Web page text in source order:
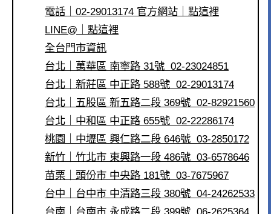
電話｜02-29013174 官方網站｜點這裡
LINE@｜點這裡
全台門市資訊
台北｜萬華區 南寧路 31號 02-23024851
台北｜新莊區 中正路 588號 02-29013174
台北｜五股區 新五路二段 369號 02-82921560
台北｜中和區 中正路 655號 02-22286174
桃園｜中壢區 興仁路二段 646號 03-2850172
新竹｜竹北市 東興路一段 486號 03-6578646
苗栗｜頭份市 中央路 181號 03-7675967
台中｜台中市 中清路三段 380號 04-24262533
台南｜台南市 永成路二段 399號 06-2625364